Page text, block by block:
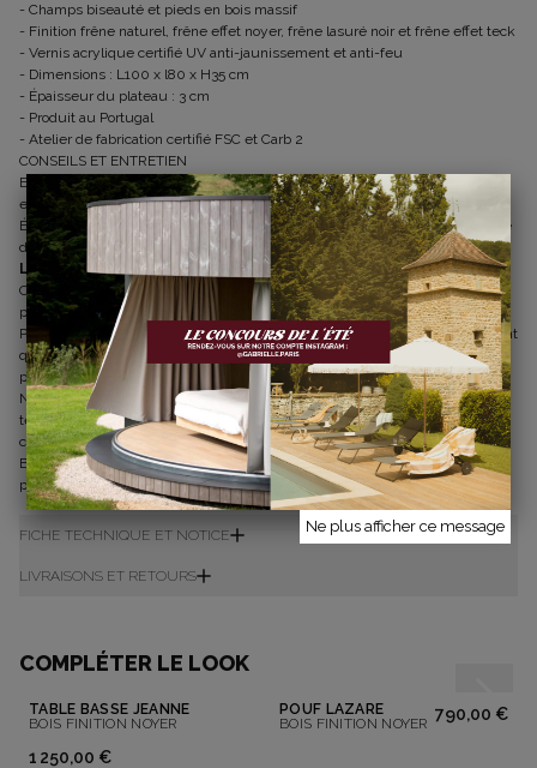
- Champs biseauté et pieds en bois massif
- Finition frêne naturel, frêne effet noyer, frêne lasuré noir et frêne effet teck
- Vernis acrylique certifié UV anti-jaunissement et anti-feu
- Dimensions : L100 x l80 x H35 cm
- Épaisseur du plateau : 3 cm
- Produit au Portugal
- Atelier de fabrication certifié FSC et Carb 2
CONSEILS ET ENTRETIEN
Enlevez toujours les taches rapidement avant qu'elles ne puissent
endommager les meubles de façon permanente.
Évitez de les placer directement à la lumière du soleil ou près d'une source
de chaleur forte pour réduire les risques de changement de couleur.
Le bois
Comme le bois est un matériau naturel, il peut changer de couleur et se
patiner avec le temps.
Pour l'entretien du bois, nous vous recommandons de n'utiliser uniquement
qu'un chiffon propre et sec. Si la surface est sale, essuyez avec un chiffon
propre essoré dans de l'eau.
N'utilisez pas de savon doux ou des solvants tels que l'alcool, la
térébenthine ou l'acétone. N'utilisez pas de produits de nettoyage
contenant de l'alcool, car ils peuvent endommager.
Besoin d'échantillon ? Contactez notre service client à contact@gabrielle-
paris.com ou au 03.66.97.97.72.
FICHE TECHNIQUE ET NOTICE
LIVRAISONS ET RETOURS
COMPLÉTER LE LOOK
TABLE BASSE JEANNE
BOIS FINITION NOYER
1 250,00 €
POUF LAZARE
BOIS FINITION NOYER 790,00 €
Ne plus afficher ce message